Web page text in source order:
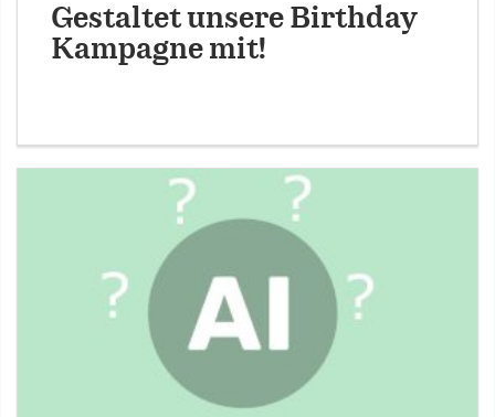
Gestaltet unsere Birthday
Kampagne mit!